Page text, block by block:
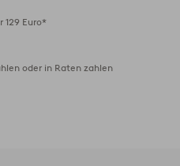
129 Euro*
oder in Raten zahlen